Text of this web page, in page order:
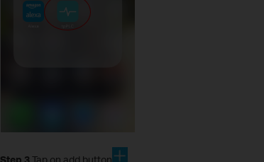
Step 3 Tap on add button .